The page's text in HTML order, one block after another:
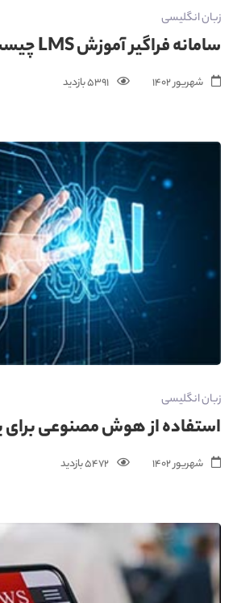
زبان انگلیسی
سامانه فراگیر آموزش LMS چیست؟
شهریور 1402 5391 بازدید
زبان انگلیسی
استفاده از هوش مصنوعی برای
شهریور 1402 5472 بازدید